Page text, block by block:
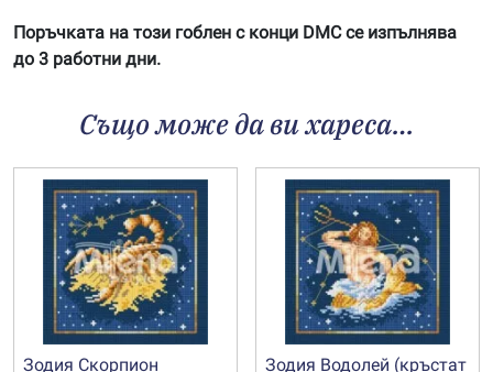
Поръчката на този гоблен с конци DMC се изпълнява
до 3 работни дни.
Също може да ви хареса…
Зодия Скорпион Зодия Водолей (кръстат